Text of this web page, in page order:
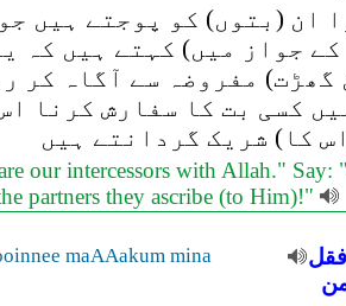
ان (بتوں) کو پوجتے ہیں
جواز میں) کہتے ہیں کہ
گھڑت) مفروضہ سے آگاہ کر
کسی بت کا سفارش کرنا
کا) شریک گردانتے ہیں
our intercessors with Allah."
partners they ascribe (to Him)!"
maAAakum mina
فقل